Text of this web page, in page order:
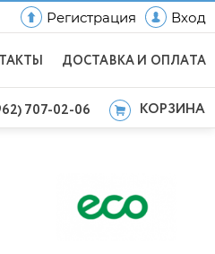
Регистрация Вход
ДОСТАВКА И ОПЛАТА
707-02-06 КОРЗИНА